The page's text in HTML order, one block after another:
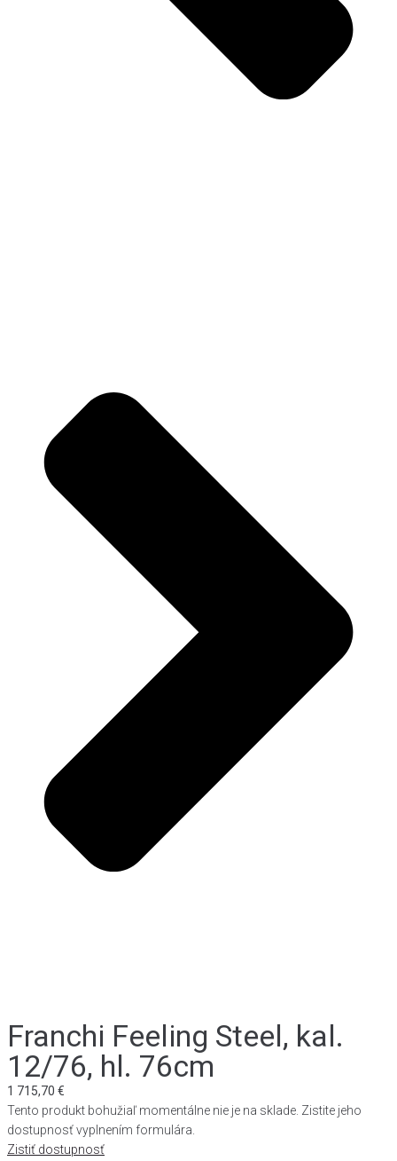
Franchi Feeling Steel, kal.
12/76, hl. 76cm
1 715,70 €
Tento produkt bohužiaľ momentálne nie je na sklade. Zistite jeho
dostupnosť vyplnením formulára.
Zistiť dostupnosť